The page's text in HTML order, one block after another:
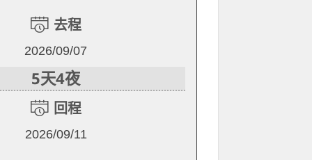
去程
2026/09/07
5天4夜
回程
2026/09/11